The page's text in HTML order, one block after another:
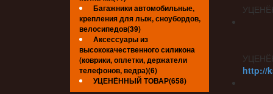
Багажники автомобильные,
крепления для лыж, сноубордов,
велосипедов(39)
Аксессуары из
высококачественного силикона
(коврики, оплетки, держатели
телефонов, ведра)(6)
УЦЕНЁННЫЙ ТОВАР(658)
http://